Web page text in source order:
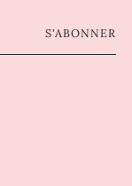
S'ABONNER